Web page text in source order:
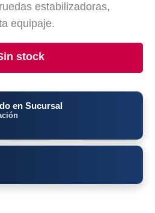
estabilizadoras,
equipaje.
stock
en Sucursal